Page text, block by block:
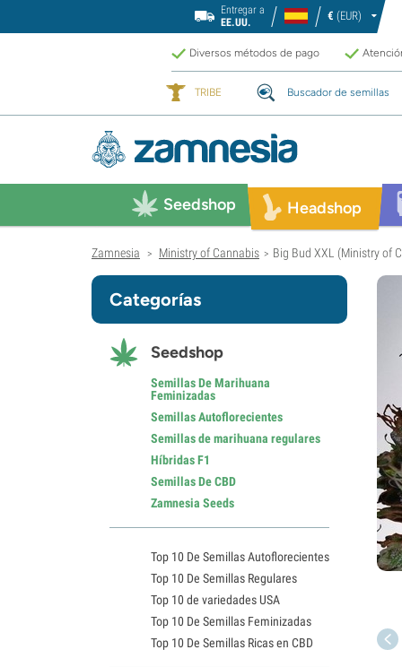
Entregar a
EE.UU.
€ (EUR)
Diversos métodos de pago
TRIBE Buscador de semillas
Seedshop Headshop
Zamnesia > Ministry of Cannabis > Big Bud XXL (Ministry of
Categorías
Seedshop
Semillas De Marihuana
Feminizadas
Semillas Autoflorecientes
Semillas de marihuana regulares
Híbridas F1
Semillas De CBD
Zamnesia Seeds
Top 10 De Semillas Autoflorecientes
Top 10 De Semillas Regulares
Top 10 de variedades USA
Top 10 De Semillas Feminizadas
Top 10 De Semillas Ricas en CBD